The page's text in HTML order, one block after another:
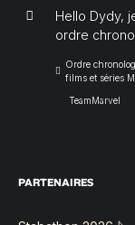
Hello Dydy,
ordre
Ordre
films et séries
TeamMarvel
PARTENAIRES